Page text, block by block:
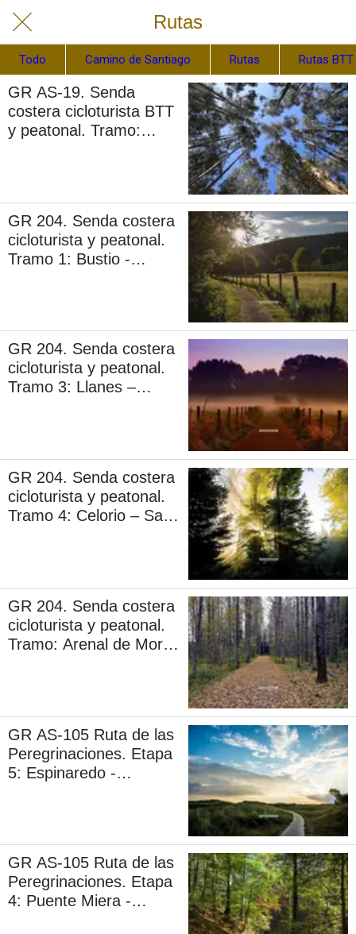
Rutas
Todo Camino de Santiago Rutas Rutas BTT
GR AS-19. Senda
costera cicloturista BTT
y peatonal. Tramo:
GR 204. Senda costera
cicloturista y peatonal.
Tramo 1: Bustio -
GR 204. Senda costera
cicloturista y peatonal.
Tramo 3: Llanes –
GR 204. Senda costera
cicloturista y peatonal.
Tramo 4: Celorio – San
GR 204. Senda costera
cicloturista y peatonal.
Tramo: Arenal de Morís
GR AS-105 Ruta de las
Peregrinaciones. Etapa
5: Espinaredo -
GR AS-105 Ruta de las
Peregrinaciones. Etapa
4: Puente Miera -